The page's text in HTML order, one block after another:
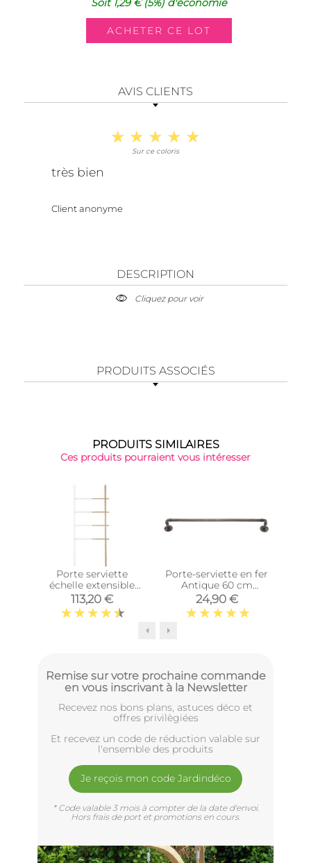
Soit 1,29 €(5%) d'économie
AVIS CLIENTS
Sur ce coloris
très bien
Client anonyme
DESCRIPTION
Cliquez pour voir
PRODUITS ASSOCIÉS
PRODUITS SIMILAIRES
Ces produits pourraient vous intéresser
Porte serviette
échelle extensible
(Blanc/Naturel)
113,20 €
Porte-serviette en fer
Antique 60 cm
(Argent)
24,90 €
Remise sur votre prochaine commande
en vous inscrivant à la Newsletter
Recevez nos bons plans, astuces déco et
offres privilègiées
Et recevez un code de réduction valable sur
l'ensemble des produits
Je reçois mon code Jardindéco
* Code valable 3 mois à compter de la date d'envoi.
Hors frais de port et promotions en cours.